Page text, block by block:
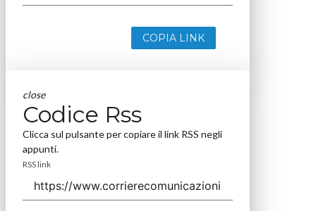
COPIA LINK
close
Codice Rss
Clicca sul pulsante per copiare il link RSS negli
appunti.
RSS link